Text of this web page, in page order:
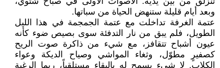
وبعد أيام قليلة ستنهض الحياة من سباتها.
عتمة الغرفة تداخلت مع عتمة الجمجمة في هذا الليل
الطويل، فلم يبق من نار التدفئة سوى بصيص ضوء كأنه
عيون أشباح تتقافز، مع شيء من ذاكرة صوت الريح
كصفيرٍ مطوّل، وثغاء المواشي وصياح الديكة وعواء
الكلاب. لا شيء يسمح له بالبقاء مستلقياً، ربما الرغبة